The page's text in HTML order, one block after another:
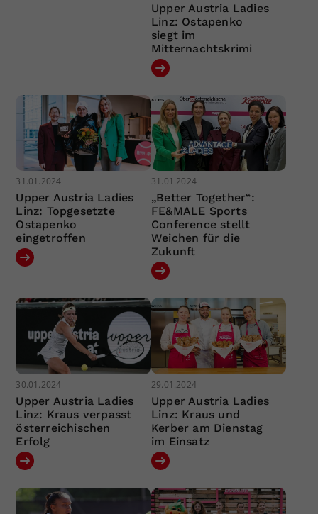
Upper Austria Ladies
Linz: Ostapenko
siegt im
Mitternachtskrimi
31.01.2024
Upper Austria Ladies
Linz: Topgesetzte
Ostapenko
eingetroffen
31.01.2024
„Better Together“:
FE&MALE Sports
Conference stellt
Weichen für die
Zukunft
30.01.2024
Upper Austria Ladies
Linz: Kraus verpasst
österreichischen
Erfolg
29.01.2024
Upper Austria Ladies
Linz: Kraus und
Kerber am Dienstag
im Einsatz